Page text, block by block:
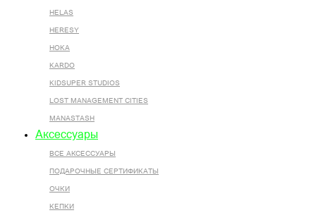
HELAS
HERESY
HOKA
KARDO
KIDSUPER STUDIOS
LOST MANAGEMENT CITIES
MANASTASH
Аксессуары
ВСЕ AКСЕССУАРЫ
ПОДАРОЧНЫЕ СЕРТИФИКАТЫ
ОЧКИ
КЕПКИ